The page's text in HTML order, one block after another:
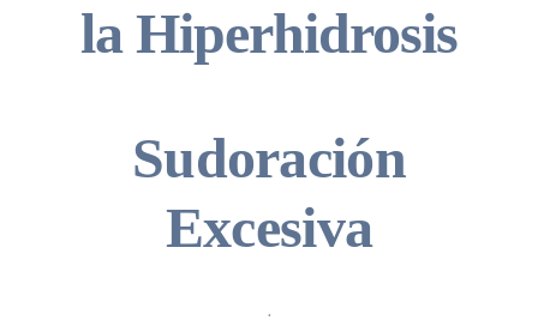
la Hiperhidrosis
Sudoración
Excesiva
.